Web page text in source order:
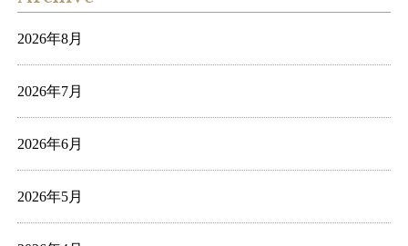
2026年8月
2026年7月
2026年6月
2026年5月